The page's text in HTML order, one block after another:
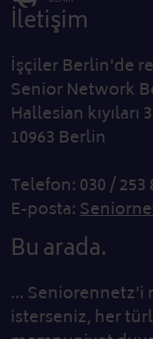
İletişim
İşçiler Berlin'de
Senior Network
Hallesian kıyıları
10963 Berlin
Telefon: 030 / 253
E-posta:
Bu arada.
...
isterseniz, her